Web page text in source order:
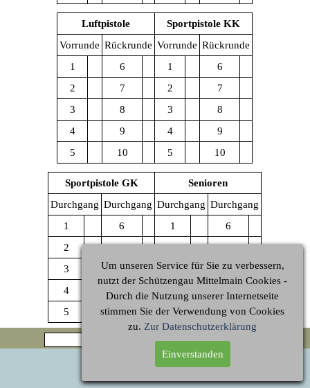
Luftpistole
Sportpistole KK
Vorrunde Rückrunde Vorrunde Rückrunde
1
6 1
6
2
7 2
7
3
8 3
8
4
9 4
9
5
10 5 10
Sportpistole GK
Senioren
Durchgang Durchgang Durchgang Durchgang
1
6 1
6
2
7 2
7
3
8 3
8
4
9
5
10 5 10
Suchen
Um unseren Service für Sie zu verbessern,
nutzt der Schützengau Mittelmain Cookies -
Durch die Nutzung unserer Internetseite
stimmen Sie der Verwendung von Cookies
zu. Zur Datenschutzerklärung
Einverstanden